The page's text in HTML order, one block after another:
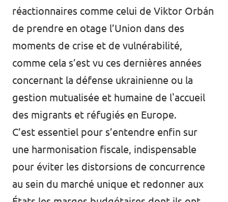
réactionnaires comme celui de Viktor Orbán
de prendre en otage l’Union dans des
moments de crise et de vulnérabilité,
comme cela s’est vu ces dernières années
concernant la défense ukrainienne ou la
gestion mutualisée et humaine de l'accueil
des migrants et réfugiés en Europe.
C’est essentiel pour s’entendre enfin sur
une harmonisation fiscale, indispensable
pour éviter les distorsions de concurrence
au sein du marché unique et redonner aux